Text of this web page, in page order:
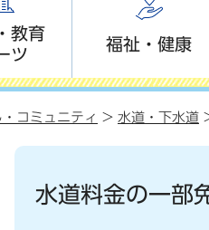
教育
ツ
福祉・健康
・コミュニティ > 水道・下水道
水道料金の一部